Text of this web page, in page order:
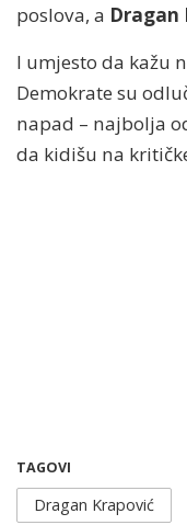
poslova, a Dragan
I umjesto da kažu
Demokrate su
napad – najbolja
da kidišu na
TAGOVI
Dragan Krapović